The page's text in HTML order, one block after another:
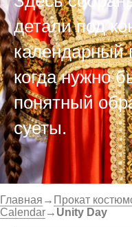
детали под
календарный
когда нужно
понятный
суеты.
Главная → Прокат
Calendar→ Unity Day